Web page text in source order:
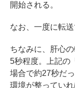
開始される。
なお、一度に転
ちなみに、肝心
5秒程度。上記の
場合で約27秒だ
環境が整ってい